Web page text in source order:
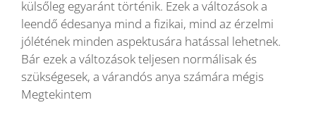
Karrier
külsőleg egyaránt történik. Ezek a változások a
leendő édesanya mind a fizikai, mind az érzelmi
jólétének minden aspektusára hatással lehetnek.
Bár ezek a változások teljesen normálisak és
szükségesek, a várandós anya számára mégis
Megtekintem